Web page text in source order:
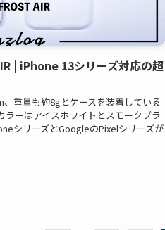
| iPhone 13シリーズ対応の超
、重量も約8gとケースを装着している
ラーはアイスホワイトとスモークブラ
シリーズとGoogleのPixelシリーズが